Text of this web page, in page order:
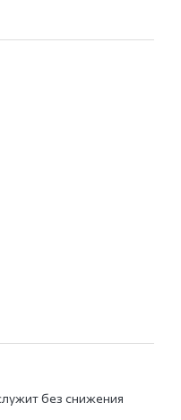
без снижения